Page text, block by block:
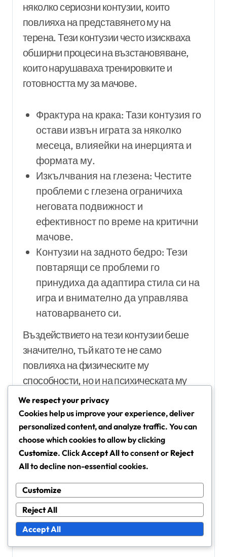
няколко сериозни контузии, които
повлияха на представянето му на
терена. Тези контузии често изискваха
обширни процеси на възстановяване,
които нарушаваха тренировките и
готовността му за мачове.
Фрактура на крака: Тази контузия го
остави извън играта за няколко
месеца, влияейки на инерцията и
формата му.
Изкълчвания на глезена: Честите
проблеми с глезена ограничиха
неговата подвижност и
ефективност по време на критични
мачове.
Контузии на задното бедро: Тези
повтарящи се проблеми го
принудиха да адаптира стила си на
игра и внимателно да управлява
натоварването си.
Въздействието на тези контузии беше
значително, тъй като те не само
повлияха на физическите му
способности, но и на психическата му
устойчивост. Преодоляването на
неуспехите изискваше силен умствен
наглас и решимост да се върне на върха
на представянето си.
Ли научи ценни уроци от тези опити,
включително важността на правилната
рехабилитация и поддържането на
физическа форма, за да се предотвратят
бъдещи контузии.
We respect your privacy
Cookies help us improve your experience, deliver
personalized content, and analyze traffic. You can
choose which cookies to allow by clicking
Customize. ClickAccept Allto consent or Reject
Allto decline non-essential cookies.
Customize
Reject All
Accept All